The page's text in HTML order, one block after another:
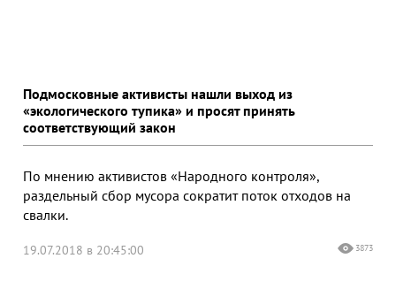
Подмосковные активисты нашли выход из
«экологического тупика» и просят принять
соответствующий закон
По мнению активистов «Народного контроля»,
раздельный сбор мусора сократит поток отходов на
свалки.
19.07.2018 в 20:45:00 3873